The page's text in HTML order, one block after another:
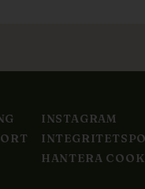
INSTAGRAM
HANTERA